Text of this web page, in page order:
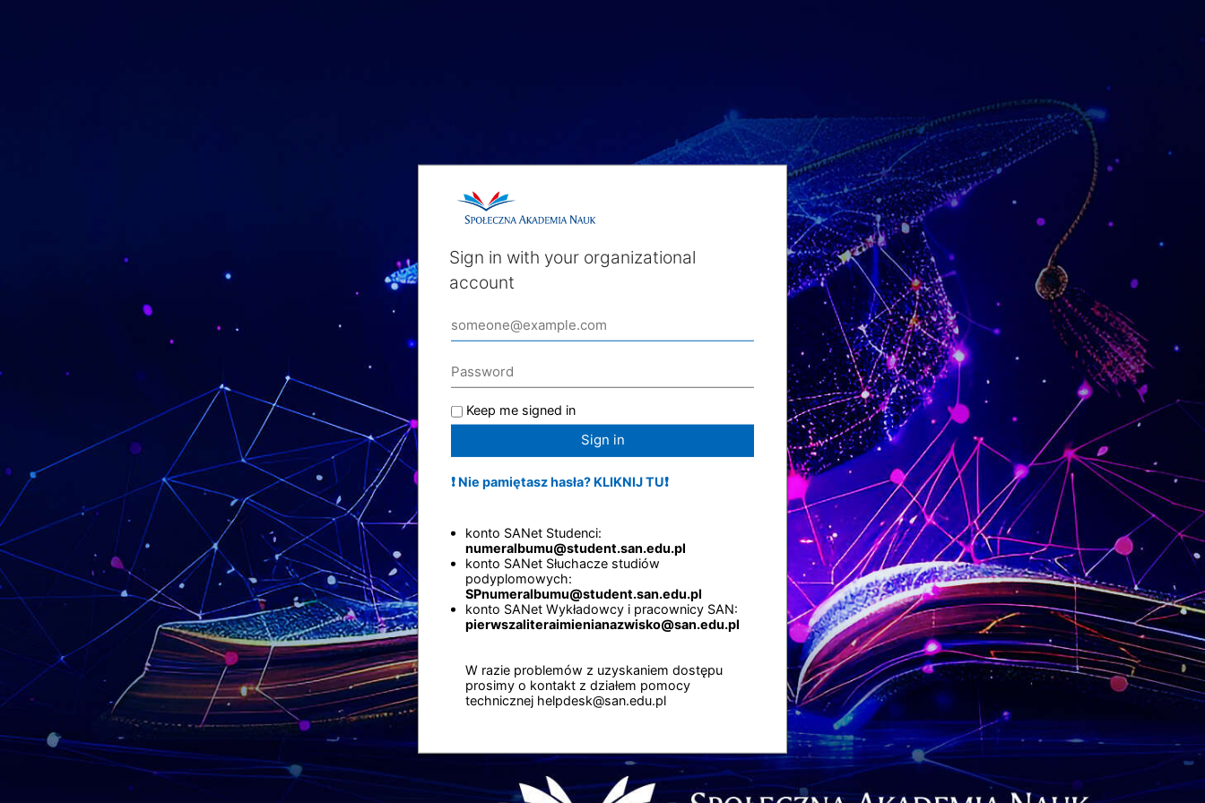
Sign in with your organizational
account
Keep me signed in
Sign in
❗ Nie pamiętasz hasła? KLIKNIJ TU❗
konto SANet Studenci:
numeralbumu@student.san.edu.pl
konto SANet Słuchacze studiów
podyplomowych:
SPnumeralbumu@student.san.edu.pl
konto SANet Wykładowcy i pracownicy SAN:
pierwszaliteraimienianazwisko@san.edu.pl
W razie problemów z uzyskaniem dostępu
prosimy o kontakt z działem pomocy
technicznej helpdesk@san.edu.pl